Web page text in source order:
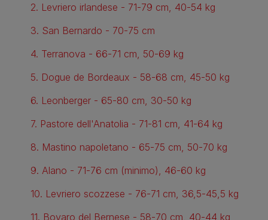
2. Levriero irlandese - 71-79 cm, 40-54 kg
3. San Bernardo - 70-75 cm
4. Terranova - 66-71 cm, 50-69 kg
5. Dogue de Bordeaux - 58-68 cm, 45-50 kg
6. Leonberger - 65-80 cm, 30-50 kg
7. Pastore dell'Anatolia - 71-81 cm, 41-64 kg
8. Mastino napoletano - 65-75 cm, 50-70 kg
9. Alano - 71-76 cm (minimo), 46-60 kg
10. Levriero scozzese - 76-71 cm, 36,5-45,5 kg
11. Bovaro del Bernese - 58-70 cm, 40-44 kg